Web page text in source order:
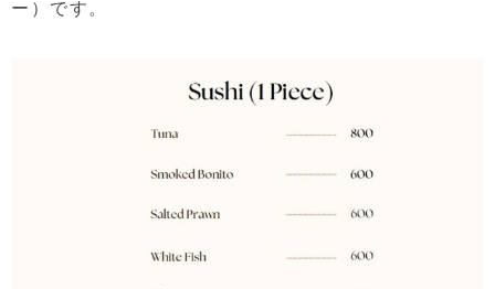
ー）です。